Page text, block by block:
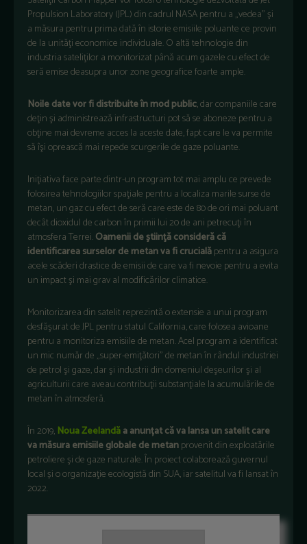
Propulsion Laboratory (JPL) din cadrul NASA pentru a „vedea” şi
a măsura pentru prima dată în istorie emisiile poluante ce provin
de la unităţi economice individuale. O altă tehnologie din
industria sateliţilor a monitorizat până acum gazele cu efect de
seră emise deasupra unor zone geografice foarte ample.
Noile date vor fi distribuite în mod public, dar companiile care
deţin şi administrează infrastructuri pot să se aboneze pentru a
obţine mai devreme acces la aceste date, fapt care le va permite
să îşi oprească mai repede scurgerile de gaze poluante.
Iniţiativa face parte dintr-un program tot mai amplu ce prevede
folosirea tehnologiilor spaţiale pentru a localiza marile surse de
metan, un gaz cu efect de seră care este de 80 de ori mai poluant
decât dioxidul de carbon în primii lui 20 de ani petrecuţi în
atmosfera Terrei.Oamenii de ştiinţă consideră că
identificarea surselor de metan va fi crucialăpentru a asigura
acele scăderi drastice de emisii de care va fi nevoie pentru a evita
un impact şi mai grav al modificărilor climatice.
Monitorizarea din satelit reprezintă o extensie a unui program
desfăşurat de JPL pentru statul California, care folosea avioane
pentru a monitoriza emisiile de metan. Acel program a identificat
un mic număr de „super-emiţători” de metan în rândul industriei
de petrol şi gaze, dar şi industrii din domeniul deşeurilor şi al
agriculturii care aveau contribuţii substanţiale la acumulările de
metan în atmosferă.
În 2019, Noua Zeelandăa anunțat că va lansa un satelit care
va măsura emisiile globale de metanprovenit din exploatările
petroliere şi de gaze naturale. În proiect colaborează guvernul
local și o organizaţie ecologistă din SUA, iar satelitul va fi lansat în
2022.